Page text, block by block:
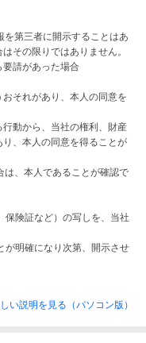
を第三者に開示することはあ
その限りではありません。
要請があった場合
それがあり、本人の同意を
行動から、当社の権利、財産
、本人の同意を得ることが
は、本人であることが確認で
険証など）の写しを、当社
明確になり次第、開示させ
い説明を見る（パソコン版）